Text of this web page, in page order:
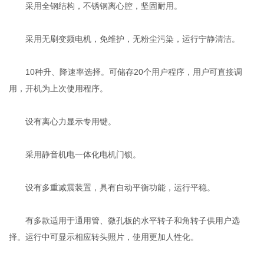
采用全钢结构，不锈钢离心腔，坚固耐用。
采用无刷变频电机，免维护，无粉尘污染，运行宁静清洁。
10种升、降速率选择。可储存20个用户程序，用户可直接调
用，开机为上次使用程序。
设有离心力显示专用键。
采用静音机电一体化电机门锁。
设有多重减震装置，具有自动平衡功能，运行平稳。
有多款适用于通用管、微孔板的水平转子和角转子供用户选
择。运行中可显示相应转头照片，使用更加人性化。